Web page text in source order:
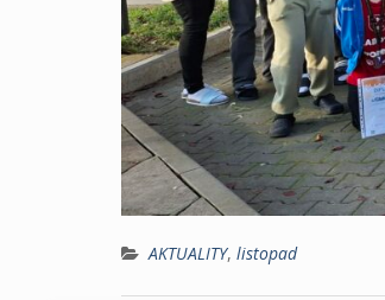
AKTUALITY, listopad